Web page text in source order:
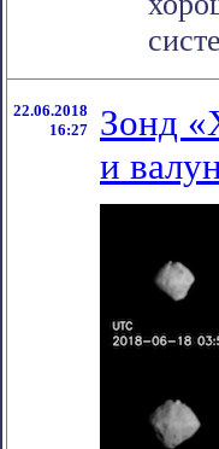
22.06.2018
16:27
Зонд
и